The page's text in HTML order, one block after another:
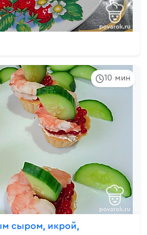
10 мин
сыром, икрой,